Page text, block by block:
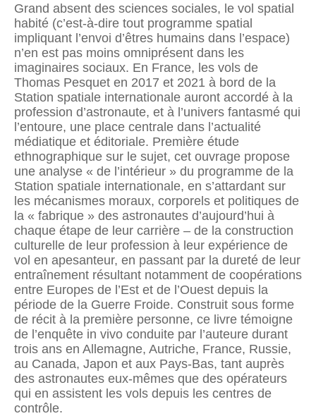
Grand absent des sciences sociales, le vol spatial
habité (c’est-à-dire tout programme spatial
impliquant l’envoi d’êtres humains dans l’espace)
n’en est pas moins omniprésent dans les
imaginaires sociaux. En France, les vols de
Thomas Pesquet en 2017 et 2021 à bord de la
Station spatiale internationale auront accordé à la
profession d’astronaute, et à l’univers fantasmé qui
l’entoure, une place centrale dans l’actualité
médiatique et éditoriale. Première étude
ethnographique sur le sujet, cet ouvrage propose
une analyse « de l’intérieur » du programme de la
Station spatiale internationale, en s’attardant sur
les mécanismes moraux, corporels et politiques de
la « fabrique » des astronautes d’aujourd’hui à
chaque étape de leur carrière – de la construction
culturelle de leur profession à leur expérience de
vol en apesanteur, en passant par la dureté de leur
entraînement résultant notamment de coopérations
entre Europes de l’Est et de l’Ouest depuis la
période de la Guerre Froide. Construit sous forme
de récit à la première personne, ce livre témoigne
de l’enquête in vivo conduite par l’auteure durant
trois ans en Allemagne, Autriche, France, Russie,
au Canada, Japon et aux Pays-Bas, tant auprès
des astronautes eux-mêmes que des opérateurs
qui en assistent les vols depuis les centres de
contrôle.